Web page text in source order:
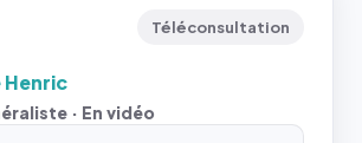
Téléconsultation
Henric
· En vidéo